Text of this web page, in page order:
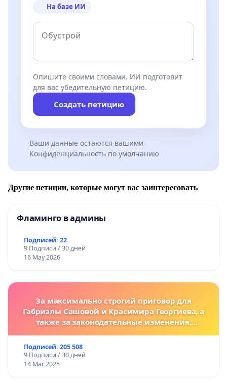
На базе ИИ
Опишите своими словами. ИИ подготовит
для вас убедительную петицию.
Создать петицию
Ваши данные остаются вашими
Конфиденциальность по умолчанию
Другие петиции, которые могут вас заинтересовать
Фламинго в админы
Подписей: 22
9 Подписи / 30 дней
16 May 2026
За максимально строгий приговор для
Габриэлы Сашовой и Красимира Георгиева, а
также за законодательные изменения,
за преступления против животных!
Подписей: 205 508
9 Подписи / 30 дней
14 Mar 2025